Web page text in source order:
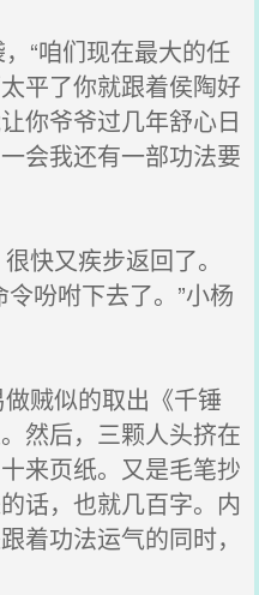
“咱们现在最大的任
平了你就跟着侯陶好
你爷爷过几年舒心日
会我还有一部功法要
快又疾步返回了。
吩咐下去了。”小杨
贼似的取出《千锤
然后，三颗人头挤在
来页纸。又是毛笔抄
话，也就几百字。内
着功法运气的同时，